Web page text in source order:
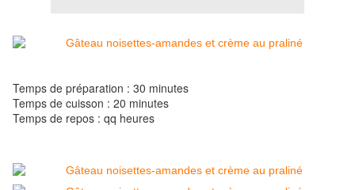
Temps de préparation : 30 minutes
Temps de cuisson : 20 minutes
Temps de repos : qq heures